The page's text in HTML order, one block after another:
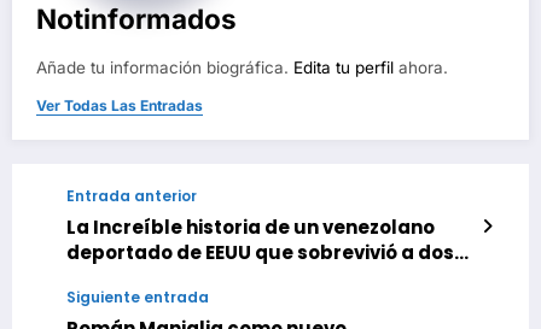
Notinformados
Añade tu información biográfica. Edita tu perfil ahora.
Ver Todas Las Entradas
Entrada anterior
La Increíble historia de un venezolano
deportado de EEUU que sobrevivió a dos
Siguiente entrada